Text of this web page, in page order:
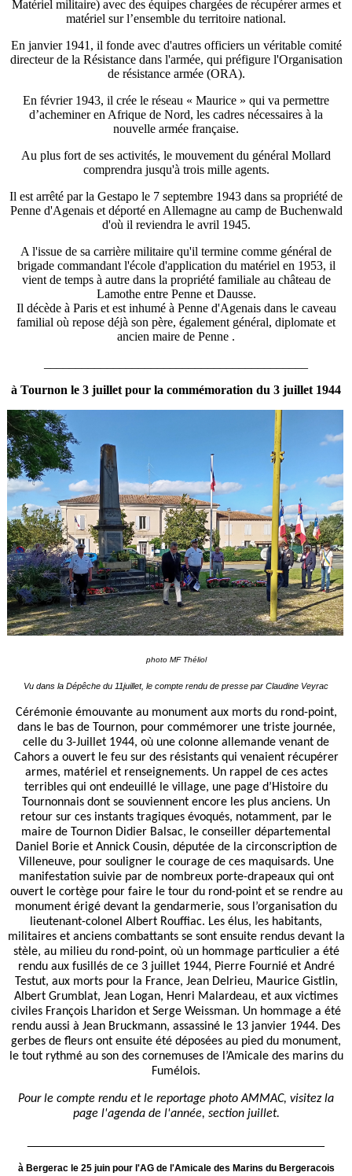
Matériel militaire) avec des équipes chargées de récupérer armes et
matériel sur l’ensemble du territoire national.
En janvier 1941, il fonde avec d'autres officiers un véritable comité
directeur de la Résistance dans l'armée, qui préfigure l'Organisation
de résistance armée (ORA).
En février 1943, il crée le réseau « Maurice » qui va permettre
d’acheminer en Afrique de Nord, les cadres nécessaires à la
nouvelle armée française.
Au plus fort de ses activités, le mouvement du général Mollard
comprendra jusqu'à trois mille agents.
Il est arrêté par la Gestapo le 7 septembre 1943 dans sa propriété de
Penne d'Agenais et déporté en Allemagne au camp de Buchenwald
d'où il reviendra le avril 1945.
A l'issue de sa carrière militaire qu'il termine comme général de
brigade commandant l'école d'application du matériel en 1953, il
vient de temps à autre dans la propriété familiale au château de
Lamothe entre Penne et Dausse.
Il décède à Paris et est inhumé à Penne d'Agenais dans le caveau
familial où repose déjà son père, également général, diplomate et
ancien maire de Penne .
à Tournon le 3 juillet pour la commémoration du 3 juillet 1944
photo MF Théliol
Vu dans la Dépêche du 11juillet, le compte rendu de presse par Claudine Veyrac
Cérémonie émouvante au monument aux morts du rond-point,
dans le bas de Tournon, pour commémorer une triste journée,
celle du 3-Juillet 1944, où une colonne allemande venant de
Cahors a ouvert le feu sur des résistants qui venaient récupérer
armes, matériel et renseignements. Un rappel de ces actes
terribles qui ont endeuillé le village, une page d’Histoire du
Tournonnais dont se souviennent encore les plus anciens. Un
retour sur ces instants tragiques évoqués, notamment, par le
maire de Tournon Didier Balsac, le conseiller départemental
Daniel Borie et Annick Cousin, députée de la circonscription de
Villeneuve, pour souligner le courage de ces maquisards. Une
manifestation suivie par de nombreux porte-drapeaux qui ont
ouvert le cortège pour faire le tour du rond-point et se rendre au
monument érigé devant la gendarmerie, sous l’organisation du
lieutenant-colonel Albert Rouffiac. Les élus, les habitants,
militaires et anciens combattants se sont ensuite rendus devant la
stèle, au milieu du rond-point, où un hommage particulier a été
rendu aux fusillés de ce 3 juillet 1944, Pierre Fournié et André
Testut, aux morts pour la France, Jean Delrieu, Maurice Gistlin,
Albert Grumblat, Jean Logan, Henri Malardeau, et aux victimes
civiles François Lharidon et Serge Weissman. Un hommage a été
rendu aussi à Jean Bruckmann, assassiné le 13 janvier 1944. Des
gerbes de fleurs ont ensuite été déposées au pied du monument,
le tout rythmé au son des cornemuses de l’Amicale des marins du
Fumélois.
Pour le compte rendu et le reportage photo AMMAC, visitez la
page l'agenda de l'année, section juillet.
à Bergerac le 25 juin pour l'AG de l'Amicale des Marins du Bergeracois